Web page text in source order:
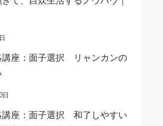
講座：面子選択 リャンカンの
日
講座：面子選択 和了しやすい